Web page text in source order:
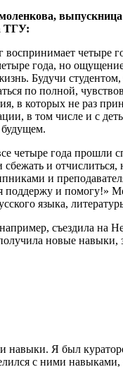
выпускница
ТГУ:
воспринимает четыре
года, но
Будучи студентом,
по полной,
в которых не раз
в том числе и с
будущем.
четыре года прошли
сбежать и
и
поддержу и помогу!»
языка,
съездила на
новые навыки,
навыки. Я был
с ними навыками,